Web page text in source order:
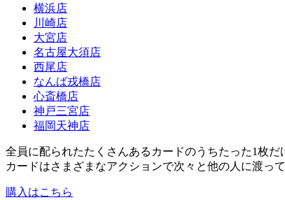
横浜店
川崎店
大宮店
名古屋大須店
西尾店
なんば戎橋店
心斎橋店
神戸三宮店
福岡天神店
全員に配られたたくさんあるカードのうちたった1枚
カードはさまざまなアクションで次々と他の人に渡っ
購入はこちら